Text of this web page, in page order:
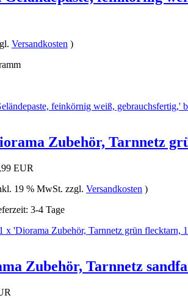
Versandkosten )
Zubehör, Tarnnetz
EUR
19 % MwSt. zzgl. Versandkosten )
3-4 Tage
Zubehör, Tarnnetz